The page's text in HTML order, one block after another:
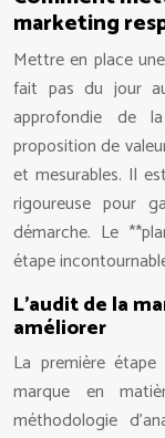
marketing
Mettre en place
fait pas du jour
approfondie de
proposition de
et mesurables. Il
rigoureuse pour
démarche. Le
étape
L’audit de la
améliorer
La première
marque en
méthodologie